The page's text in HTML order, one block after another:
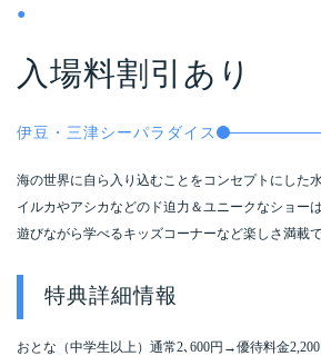
●
入場料割引あり
伊豆・三津シーパラダイス
海の世界に自ら入り込むことをコンセプトにした水
イルカやアシカなどのド迫力＆ユニークなショーは
遊びながら学べるキッズコーナーなど楽しさ満載で
特典詳細情報
おとな（中学生以上）通常2､600円→優待料金